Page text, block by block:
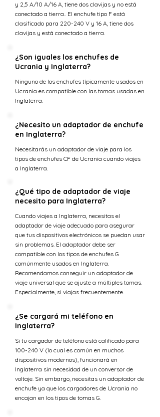
y 2,5 A/10 A/16 A, tiene dos clavijas y no está
conectado a tierra.. El enchufe tipo F está
clasificado para 220-240 V y 16 A, tiene dos
clavijas y está conectado a tierra.
¿Son iguales los enchufes de
Ucrania y Inglaterra?
Ninguno de los enchufes típicamente usados en
Ucrania es compatible con las tomas usadas en
Inglaterra.
¿Necesito un adaptador de enchufe
en Inglaterra?
Necesitarás un adaptador de viaje para los
tipos de enchufes CF de Ucrania cuando viajes
a Inglaterra.
¿Qué tipo de adaptador de viaje
necesito para Inglaterra?
Cuando viajes a Inglaterra, necesitas el
adaptador de viaje adecuado para asegurar
que tus dispositivos electrónicos se puedan usar
sin problemas. El adaptador debe ser
compatible con los tipos de enchufes G
comúnmente usados en Inglaterra.
Recomendamos conseguir un adaptador de
viaje universal que se ajuste a múltiples tomas.
Especialmente, si viajas frecuentemente.
¿Se cargará mi teléfono en
Inglaterra?
Si tu cargador de teléfono está calificado para
100-240 V (lo cual es común en muchos
dispositivos modernos), funcionará en
Inglaterra sin necesidad de un conversor de
voltaje. Sin embargo, necesitas un adaptador de
enchufe ya que los cargadores de Ucrania no
encajan en los tipos de tomas G.